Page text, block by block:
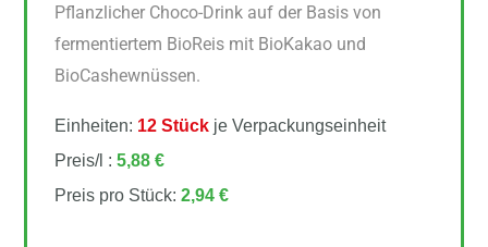
Pflanzlicher Choco-Drink auf der Basis von
fermentiertem BioReis mit BioKakao und
BioCashewnüssen.
Einheiten: 12 Stück je Verpackungseinheit
Preis/l :5,88 €
Preis pro Stück:2,94 €